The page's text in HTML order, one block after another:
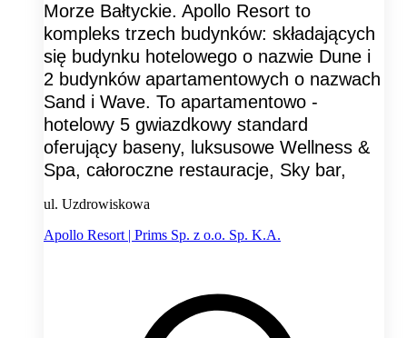
Morze Bałtyckie. Apollo Resort to
kompleks trzech budynków: składających
się budynku hotelowego o nazwie Dune i
2 budynków apartamentowych o nazwach
Sand i Wave. To apartamentowo -
hotelowy 5 gwiazdkowy standard
oferujący baseny, luksusowe Wellness &
Spa, całoroczne restauracje, Sky bar,
ul. Uzdrowiskowa
Apollo Resort | Prims Sp. z o.o. Sp. K.A.